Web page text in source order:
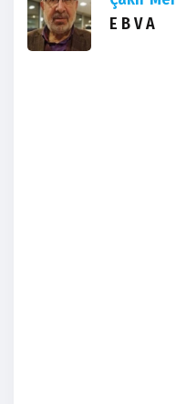
E B V A